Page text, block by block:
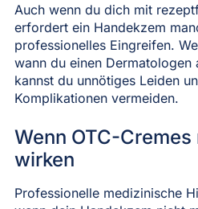
Auch wenn du dich mit
erfordert ein Handekzem
professionelles Eingreifen.
wann du einen Dermatologen
kannst du unnötiges Leiden
Komplikationen vermeiden.
Wenn OTC-
wirken
Professionelle medizinische